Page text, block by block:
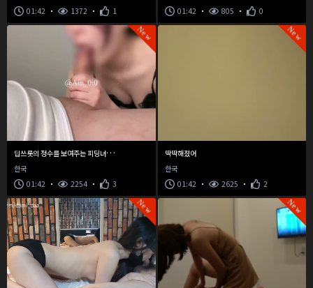
01:42
1372 1
01:42
805 0
New
딥
쓰롯의 정수를 보여주는 피딩녀 아인
한국
01:42
2254 3
New
딱딱해졌어
한국
01:42
2625 2
New New